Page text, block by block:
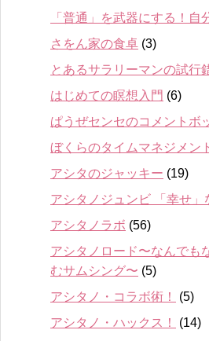
「普通」を武器にする！自
さをん家の食卓 (3)
とあるサラリーマンの試行
はじめての瞑想入門 (6)
ぱうぜセンセのコメントボ
ぼくらのタイムマネジメン
アシタのジャッキー (19)
アシタノジュンビ 「幸せ
アシタノラボ (56)
アシタノロード〜なんでも
むサムシング〜 (5)
アシタノ・コラボ術！
(5)
アシタノ・ハックス！
(14)